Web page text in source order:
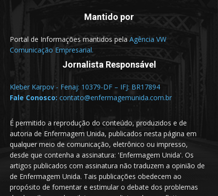
Mantido por
Portal de Informações mantidos pela Agência VW
Comunicação Empresarial.
Jornalista Responsável
Kleber Karpov - Fenaj: 10379-DF – IFJ: BR17894
Fale Conosco: contato@enfermagemunida.com.br
É permitido a reprodução do conteúdo, produzidos e de
autoria de Enfermagem Unida, publicados nesta página em
qualquer meio de comunicação, eletrônico ou impresso,
desde que contenha a assinatura: 'Enfermagem Unida'. Os
artigos publicados com assinatura não traduzem a opinião de
de Enfermagem Unida. Tais publicações obedecem ao
propósito de fomentar e estimular o debate dos problemas